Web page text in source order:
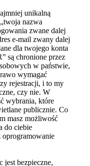
unikalną
nazwa
zwane dalej
e-mail zwany dalej
dla twojego konta
są chronione przez
w państwie,
wymagać
rejestracji, i to my
czy nie. W
wybrania, które
publicznie. Co
masz możliwość
do ciebie
oprogramowanie
jest bezpieczne,